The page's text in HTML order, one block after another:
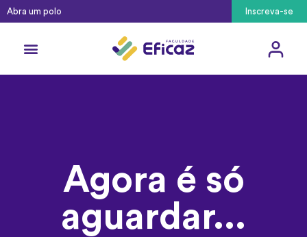
Abra um polo Inscreva-se
Agora é só
aguardar...